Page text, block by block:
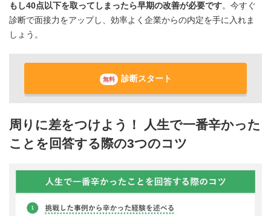
もし40点以下を取ってしまったら早期の改善が必要です。今すぐ
診断で面接力をアップし、効率よく企業からの内定を手に入れま
しょう。
無料 診断スタート
周りに差をつけよう！ 人生で一番辛かった
ことを回答する際の3つのコツ